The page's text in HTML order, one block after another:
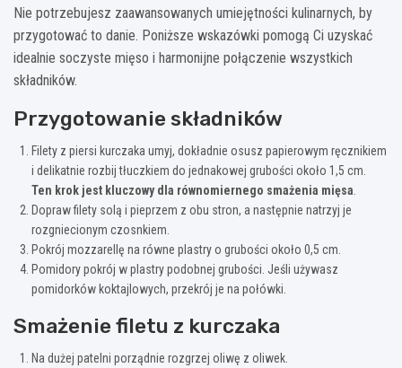
Nie potrzebujesz zaawansowanych umiejętności kulinarnych, by
przygotować to danie. Poniższe wskazówki pomogą Ci uzyskać
idealnie soczyste mięso i harmonijne połączenie wszystkich
składników.
Przygotowanie składników
Filety z piersi kurczaka umyj, dokładnie osusz papierowym ręcznikiem
i delikatnie rozbij tłuczkiem do jednakowej grubości około 1,5 cm.
Ten krok jest kluczowy dla równomiernego smażenia mięsa
Dopraw filety solą i pieprzem z obu stron, a następnie natrzyj je
rozgniecionym czosnkiem.
Pokrój mozzarellę na równe plastry o grubości około 0,5 cm.
Pomidory pokrój w plastry podobnej grubości. Jeśli używasz
pomidorków koktajlowych, przekrój je na połówki.
Smażenie filetu z kurczaka
Na dużej patelni porządnie rozgrzej oliwę z oliwek.